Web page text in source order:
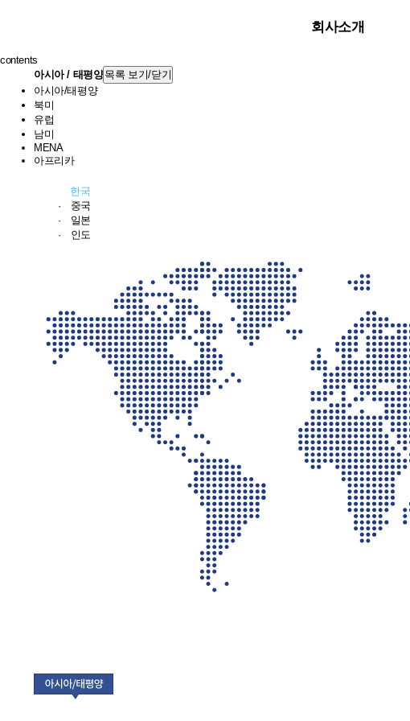
회사소개
contents
아시아 / 태평양 목록 보기/닫기
아시아/태평양
북미
유럽
남미
MENA
아프리카
한국
·
중국
·
일본
·
인도